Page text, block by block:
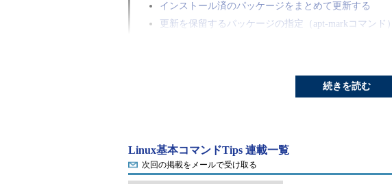
インストール済のパッケージをまとめて更新する
更新を保留するパッケージの指定（apt-markコマンド）
aptコマンド／apt-markコマンドとは？
のコマンドです（基礎編：第139回
更新の際の動作を変更します。
続きを読む
Linux基本コマンドTips 連載一覧
次回の掲載をメールで受け取る